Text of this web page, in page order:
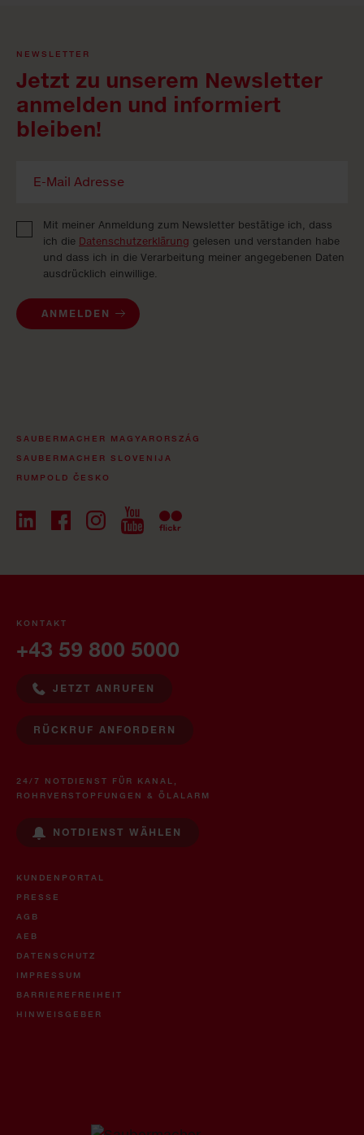
NEWSLETTER
Jetzt zu unserem Newsletter
anmelden und informiert
bleiben!
Mit meiner Anmeldung zum Newsletter bestätige ich, dass
ich die Datenschutzerklärung gelesen und verstanden habe
und dass ich in die Verarbeitung meiner angegebenen Daten
ausdrücklich einwillige.
ANMELDEN
SAUBERMACHER MAGYARORSZÁG
SAUBERMACHER SLOVENIJA
RUMPOLD ČESKO
KONTAKT
+43 59 800 5000
JETZT ANRUFEN
RÜCKRUF ANFORDERN
24/7 NOTDIENST FÜR KANAL,
ROHRVERSTOPFUNGEN & ÖLALARM
NOTDIENST WÄHLEN
KUNDENPORTAL
PRESSE
AGB
AEB
DATENSCHUTZ
IMPRESSUM
BARRIEREFREIHEIT
HINWEISGEBER